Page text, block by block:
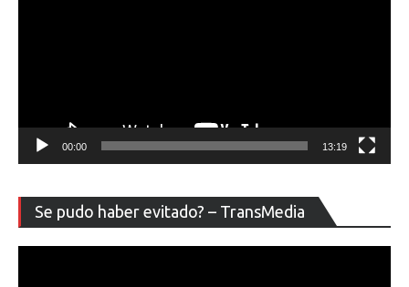
00:00 13:19
Se pudo haber evitado? – TransMedia
de